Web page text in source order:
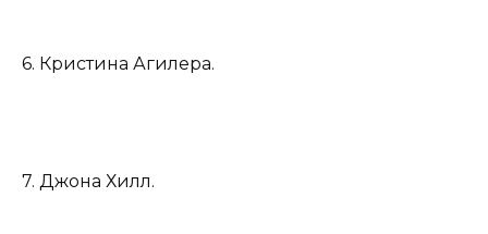
6. Кристина Агилера.
7. Джона Хилл.